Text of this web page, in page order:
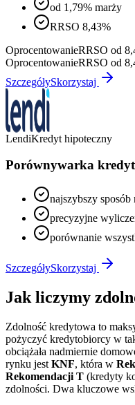
od 1,79% marży
RRSO 8,43%
OprocentowanieRRSO od
OprocentowanieRRSO od
SzczegółySkorzystaj
LendiKredyt hipoteczny
Porównywarka
najszybszy
precyzyjne
porównanie
SzczegółySkorzystaj
Jak liczymy
Zdolność kredytowa to
pożyczyć kredytobiorcy w
obciążała nadmiernie
rynku jest KNF, która w
Rekomendacji T (kredyty
zdolności. Dwa kluczowe